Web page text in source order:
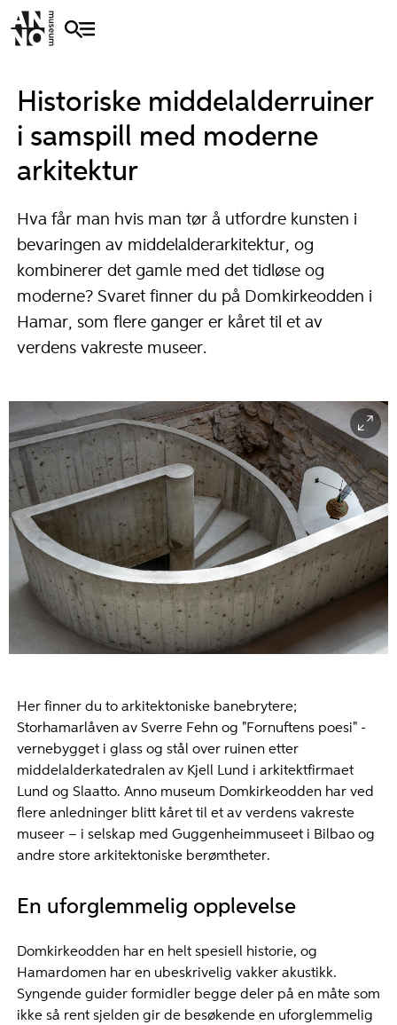
Historiske middelalderruiner
i samspill med moderne
arkitektur
Hva får man hvis man tør å utfordre kunsten i
bevaringen av middelalderarkitektur, og
kombinerer det gamle med det tidløse og
moderne? Svaret finner du på Domkirkeodden i
Hamar, som flere ganger er kåret til et av
verdens vakreste museer.
Her finner du to arkitektoniske banebrytere;
Storhamarlåven av Sverre Fehn og "Fornuftens poesi" -
vernebygget i glass og stål over ruinen etter
middelalderkatedralen av Kjell Lund i arkitektfirmaet
Lund og Slaatto. Anno museum Domkirkeodden har ved
flere anledninger blitt kåret til et av verdens vakreste
museer – i selskap med Guggenheimmuseet i Bilbao og
andre store arkitektoniske berømtheter.
En uforglemmelig opplevelse
Domkirkeodden har en helt spesiell historie, og
Hamardomen har en ubeskrivelig vakker akustikk.
Syngende guider formidler begge deler på en måte som
ikke så rent sjelden gir de besøkende en uforglemmelig